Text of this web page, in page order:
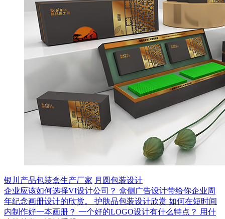
银川产品包装盒生产厂家 月圆包装设计
企业应该如何选择VI设计公司？ 盒侧广告设计带给你企业周
年纪念画册设计的欣赏。 护肤品包装设计欣赏 如何在短时间
内制作好一本画册？ 一个好的LOGO设计有什么特点？ 用什